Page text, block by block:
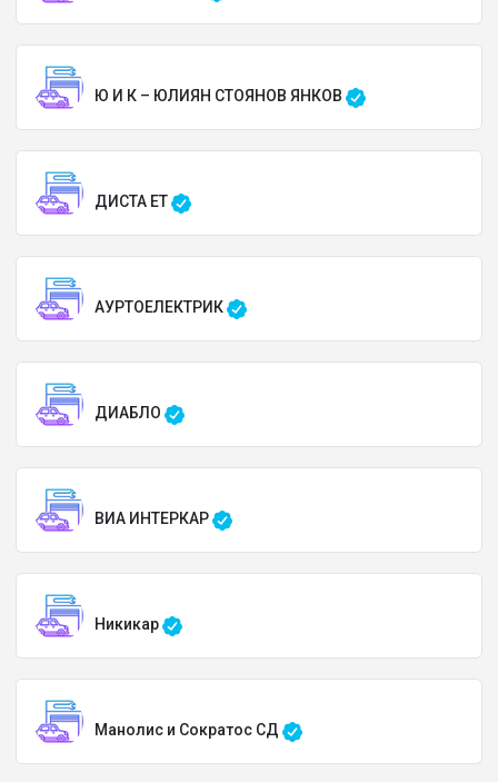
Ю И К – ЮЛИЯН СТОЯНОВ ЯНКОВ
ДИСТА ЕТ
АУРТОЕЛЕКТРИК
ДИАБЛО
ВИА ИНТЕРКАР
Никикар
Манолис и Сократос СД